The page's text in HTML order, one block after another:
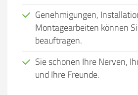
Genehmigungen,
Montagearbeiten können
beauftragen.
Sie schonen Ihre Nerven,
und Ihre Freunde.